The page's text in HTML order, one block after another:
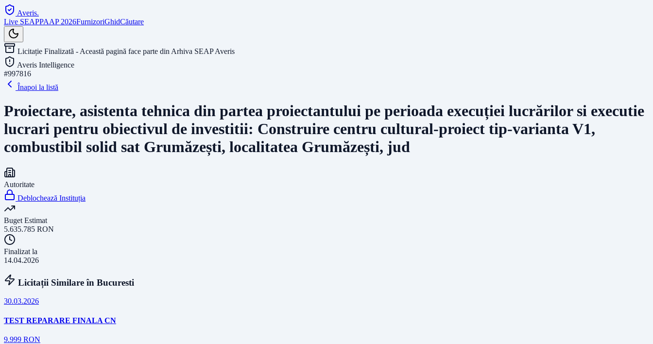
Averis.
Live SEAPPAAP 2026FurnizoriGhidCăutare
Licitație Finalizată - Această pagină face parte din Arhiva SEAP Averis
Averis Intelligence
#997816
Înapoi la listă
Proiectare, asistenta tehnica din partea proiectantului pe perioada execuției lucrărilor si executie
lucrari pentru obiectivul de investitii: Construire centru cultural-proiect tip-varianta V1,
combustibil solid sat Grumăzești, localitatea Grumăzești, jud
Autoritate
Deblochează Instituția
Buget Estimat
5.635.785 RON
Finalizat la
14.04.2026
Licitații Similare în Bucuresti
30.03.2026
TEST REPARARE FINALA CN
9.999 RON